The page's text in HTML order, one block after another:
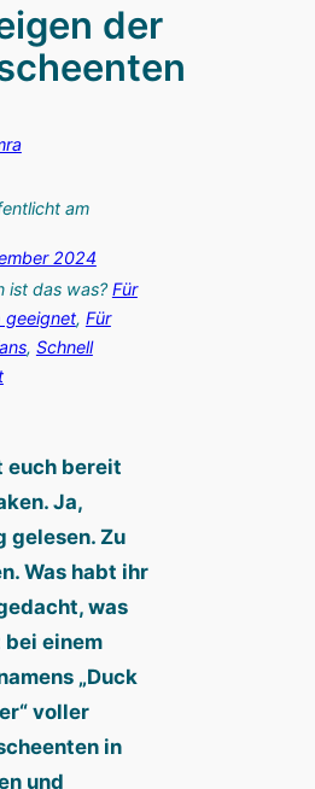
der
am
2024
ist das was?Für
geeignet, Für
, Schnell
euch bereit
Ja,
gelesen. Zu
Was habt ihr
was
einem
„Duck
voller
in
und